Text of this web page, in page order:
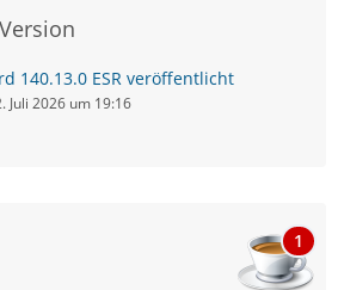
140.13.0 ESR veröffentlicht
Juli 2026 um 19:16
1